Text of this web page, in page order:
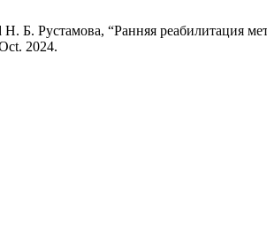
Б. Рустамова, “Ранняя реабилитация
2024.